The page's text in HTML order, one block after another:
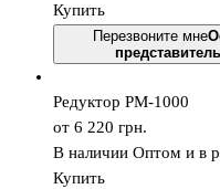
Купить
Перезвоните мне
Редуктор РМ-1000
от 6 220 грн.
В наличии Оптом и в
Купить